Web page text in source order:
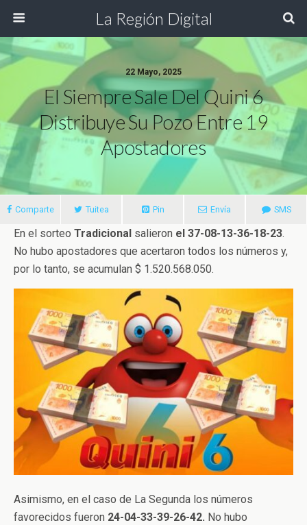
La Región Digital
22 Mayo, 2025
El Siempre Sale Del Quini 6
Distribuye Su Pozo Entre 19
Apostadores
Comparte Tuitea Pin Envía SMS
En el sorteo Tradicional salieron el 37-08-13-36-18-23.
No hubo apostadores que acertaron todos los números y,
por lo tanto, se acumulan $ 1.520.568.050.
Asimismo, en el caso de La Segunda los números
favorecidos fueron 24-04-33-39-26-42. No hubo